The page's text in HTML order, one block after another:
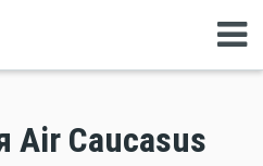
Air Caucasus